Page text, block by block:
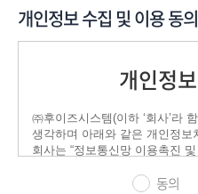
개인정보 수집 및 이용 동의
동의